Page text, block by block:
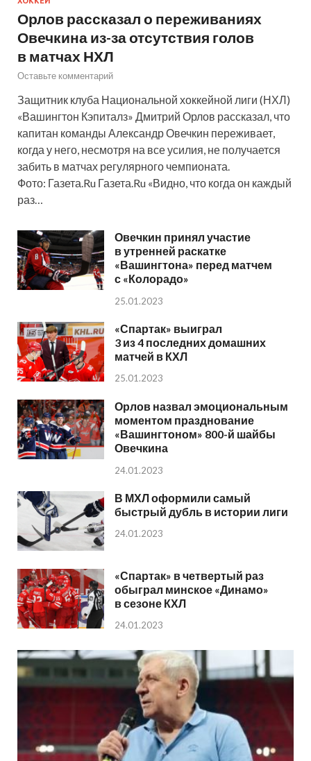
Орлов рассказал о переживаниях
Овечкина из-за отсутствия голов
в матчах НХЛ
Оставьте комментарий
Защитник клуба Национальной хоккейной лиги (НХЛ)
«Вашингтон Кэпиталз» Дмитрий Орлов рассказал, что
капитан команды Александр Овечкин переживает,
когда у него, несмотря на все усилия, не получается
забить в матчах регулярного чемпионата.
Фото: Газета.Ru Газета.Ru «Видно, что когда он каждый
раз…
Овечкин принял участие
в утренней раскатке
«Вашингтона» перед матчем
с «Колорадо»
25.01.2023
«Спартак» выиграл
3 из 4 последних домашних
матчей в КХЛ
25.01.2023
Орлов назвал эмоциональным
моментом празднование
«Вашингтоном» 800-й шайбы
Овечкина
24.01.2023
В МХЛ оформили самый
быстрый дубль в истории лиги
24.01.2023
«Спартак» в четвертый раз
обыграл минское «Динамо»
в сезоне КХЛ
24.01.2023